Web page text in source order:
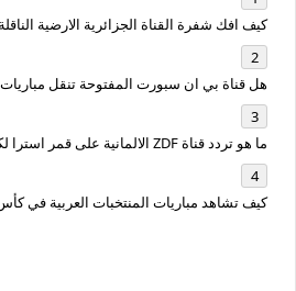
كيف افك شفرة القناة الجزائرية الارضية
هل قناة بي ان سبورت المفتوحة تنقل مباريات كاس
ما هو تردد قناة ZDF الالمانية على قمر استرا لكأس العالم؟
كيف تشاهد مباريات المنتخبات العربية في كأس العالم